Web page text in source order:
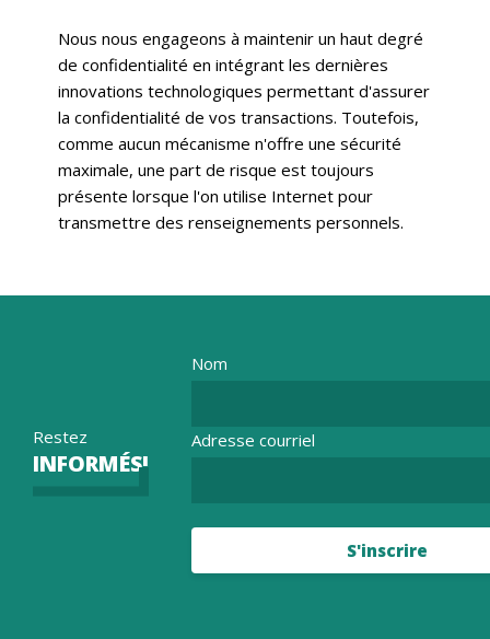
Nous nous engageons à maintenir un haut degré
de confidentialité en intégrant les dernières
innovations technologiques permettant d'assurer
la confidentialité de vos transactions. Toutefois,
comme aucun mécanisme n'offre une sécurité
maximale, une part de risque est toujours
présente lorsque l'on utilise Internet pour
transmettre des renseignements personnels.
Restez
INFORMÉS!
Nom
Adresse courriel
S'inscrire